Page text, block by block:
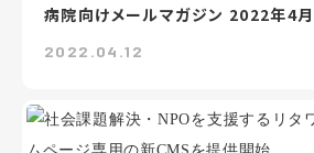
病院向けメールマガジン 2022年4
2022.04.12